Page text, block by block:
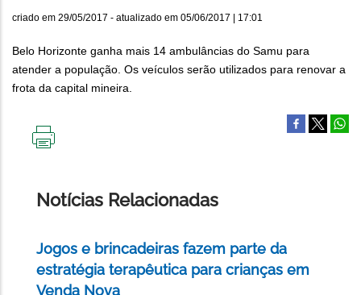
criado em 29/05/2017 - atualizado em 05/06/2017 | 17:01
Belo Horizonte ganha mais 14 ambulâncias do Samu para
atender a população. Os veículos serão utilizados para renovar a
frota da capital mineira.
Notícias Relacionadas
Jogos e brincadeiras fazem parte da
estratégia terapêutica para crianças em
Venda Nova